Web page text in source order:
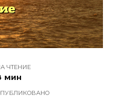
ЧТЕНИЕ
мин